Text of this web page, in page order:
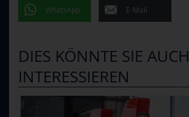
WhatsApp E-Mail
DIES KÖNNTE SIE AUCH
INTERESSIEREN